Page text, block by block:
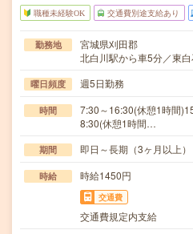
職種未経験OK 交通費別途支給あり
勤務地
宮城県刈田郡
北白川駅から車5分／東
曜日頻度 週5日勤務
時間
7:30～16:30(休憩1時間
8:30(休憩1時間…
期間 即日～長期（3ヶ月以上
時給 時給1450円
交通費
交通費規定内支給